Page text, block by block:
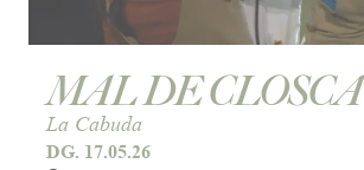
MAL DE CLOSCA
La Cabuda
DG. 17.05.26